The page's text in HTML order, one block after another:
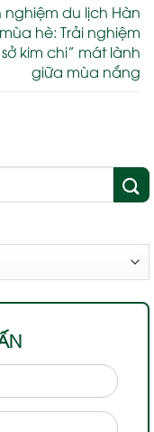
nghiệm du lịch Hàn
hè: Trải nghiệm
sở kim chi” mát lành
giữa mùa nắng